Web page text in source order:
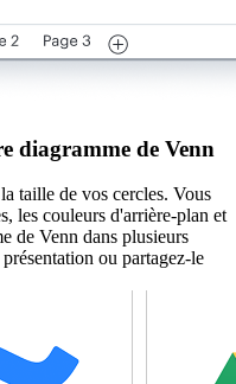
diagramme de Venn
taille de vos cercles. Vous
les couleurs d'arrière-plan et
de Venn dans plusieurs
ou partagez-le